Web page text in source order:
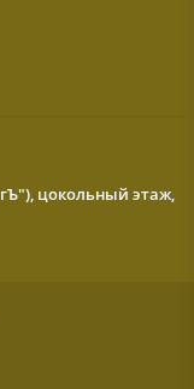
цокольный этаж,